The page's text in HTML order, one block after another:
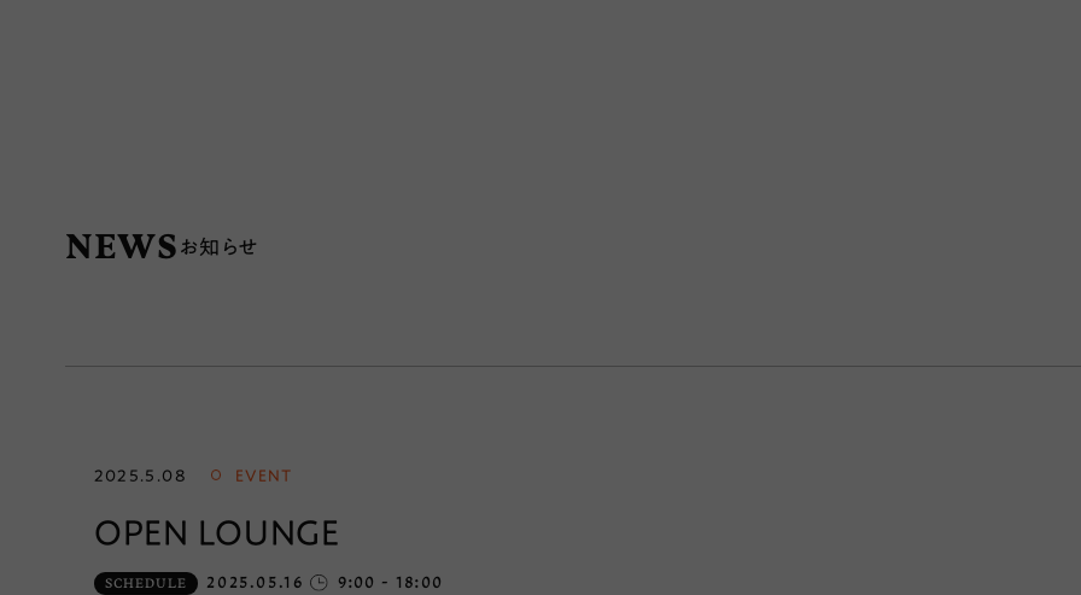
NEWS お知らせ
2025.5.08 EVENT
OPEN LOUNGE
SCHEDULE 2025.05.16 9:00 - 18:00